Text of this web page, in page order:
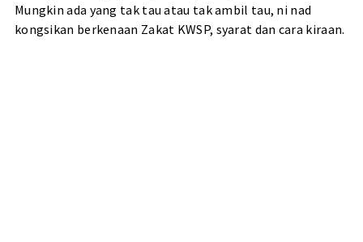
Mungkin ada yang tak tau atau tak ambil tau, ni nad
kongsikan berkenaan Zakat KWSP, syarat dan cara kiraan.